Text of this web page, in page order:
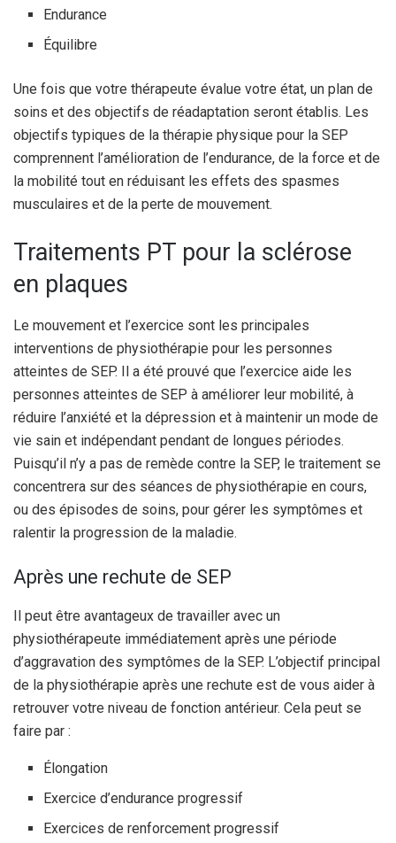
Endurance
Équilibre
Une fois que votre thérapeute évalue votre état, un plan de
soins et des objectifs de réadaptation seront établis. Les
objectifs typiques de la thérapie physique pour la SEP
comprennent l’amélioration de l’endurance, de la force et de
la mobilité tout en réduisant les effets des spasmes
musculaires et de la perte de mouvement.
Traitements PT pour la sclérose
en plaques
Le mouvement et l’exercice sont les principales
interventions de physiothérapie pour les personnes
atteintes de SEP. Il a été prouvé que l’exercice aide les
personnes atteintes de SEP à améliorer leur mobilité, à
réduire l’anxiété et la dépression et à maintenir un mode de
vie sain et indépendant pendant de longues périodes.
Puisqu’il n’y a pas de remède contre la SEP, le traitement se
concentrera sur des séances de physiothérapie en cours,
ou des épisodes de soins, pour gérer les symptômes et
ralentir la progression de la maladie.
Après une rechute de SEP
Il peut être avantageux de travailler avec un
physiothérapeute immédiatement après une période
d’aggravation des symptômes de la SEP. L’objectif principal
de la physiothérapie après une rechute est de vous aider à
retrouver votre niveau de fonction antérieur. Cela peut se
faire par :
Élongation
Exercice d’endurance progressif
Exercices de renforcement progressif